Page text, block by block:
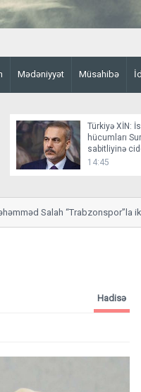
Mədəniyyət Müsahibə
Türkiyə XİN:
hücumları
sabitliyinə
yaradır
14:45
Salah “Trabzonspor”la iki
Hadisə